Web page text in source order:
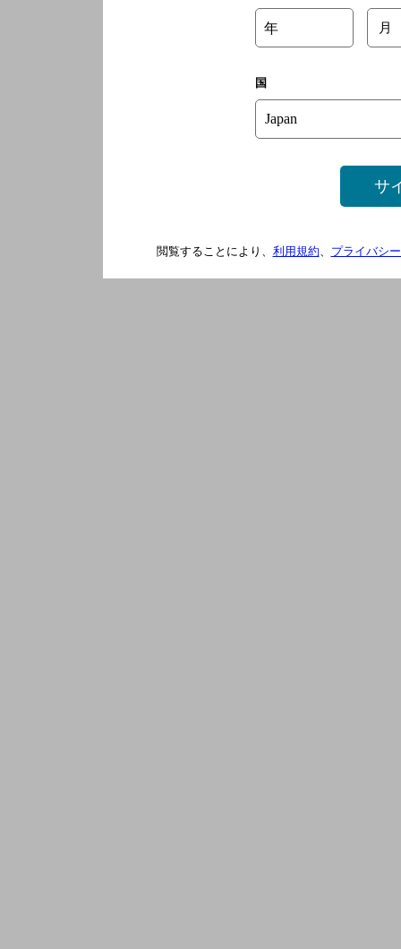
年 月
国
サ
閲覧することにより、 利用規約 プライバシ